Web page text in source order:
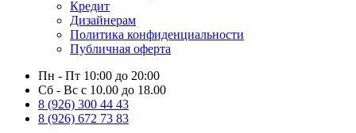
Кредит
Дизайнерам
Политика конфиденциальности
Публичная оферта
Пн - Пт 10:00 до 20:00
Сб - Вс с 10.00 до 18.00
8 (926) 300 44 43
8 (926) 672 73 83